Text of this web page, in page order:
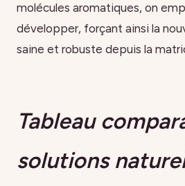
molécules aromatiques, on
développer, forçant ainsi la
saine et robuste depuis la
Tableau
solutions